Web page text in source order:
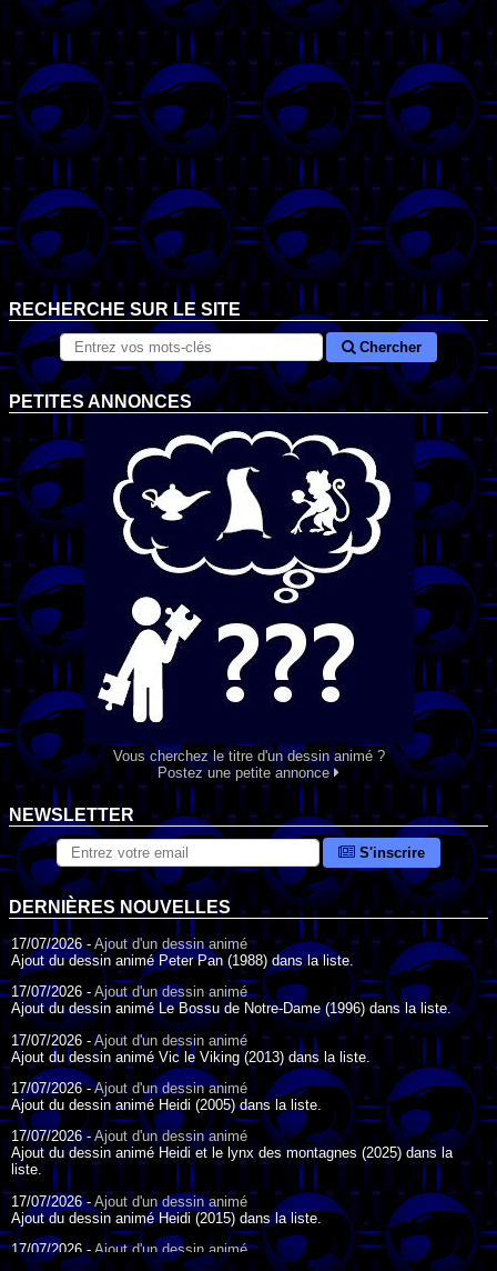
RECHERCHE SUR LE SITE
Chercher
PETITES ANNONCES
Vous cherchez le titre d'un dessin animé ?
Postez une petite annonce
NEWSLETTER
S'inscrire
DERNIÈRES NOUVELLES
17/07/2026 - Ajout d'un dessin animé
Ajout du dessin animé Peter Pan (1988) dans la liste.
17/07/2026 - Ajout d'un dessin animé
Ajout du dessin animé Le Bossu de Notre-Dame (1996) dans la liste.
17/07/2026 -Ajout d'un dessin animé
Ajout du dessin animé Vic le Viking (2013) dans la liste.
17/07/2026 -Ajout d'un dessin animé
Ajout du dessin animé Heidi (2005) dans la liste.
17/07/2026 -Ajout d'un dessin animé
Ajout du dessin animé Heidi et le lynx des montagnes (2025) dans la
liste.
17/07/2026 -Ajout d'un dessin animé
Ajout du dessin animé Heidi (2015) dans la liste.
17/07/2026 - Ajout d'un dessin animé
Ajout du dessin animé Heidi (1995) dans la liste.